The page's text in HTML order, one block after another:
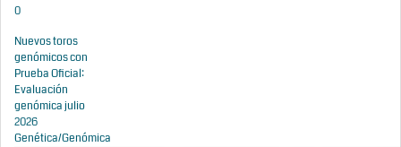
0
Nuevos toros
genómicos con
Prueba Oficial:
Evaluación
genómica julio
2026
Genética/Genómica